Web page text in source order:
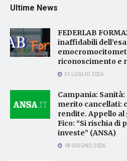
Ultime News
FEDERLAB
inaffidabili
riconoscimento e
31 LUGLIO 2026
Campania:
merito cancellati:
rendite. Appello
Fico: “Si rischia di
investe” (ANSA)
18 GIUGNO 2026